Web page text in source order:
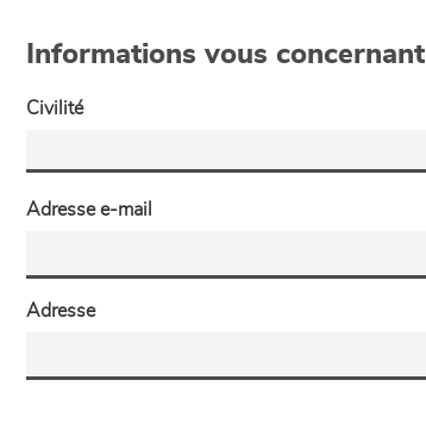
Informations vous concernant
Civilité
Adresse e-mail
Adresse